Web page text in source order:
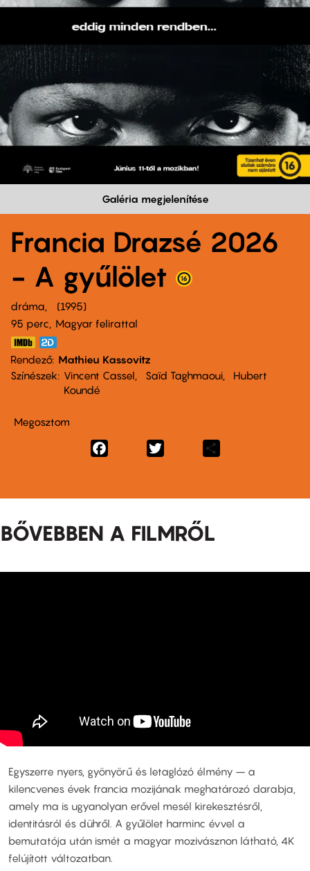
Galéria megjelenítése
Francia Drazsé 2026
- A gyűlölet
dráma
1995
95 perc,
Magyar felirattal
Rendező Mathieu Kassovitz
Színészek
Vincent Cassel Saïd Taghmaoui
Hubert
Koundé
Megosztom
Facebook
BŐVEBBEN A FILMRŐL
Egyszerre nyers, gyönyörű és letaglózó élmény – a
kilencvenes évek francia mozijának meghatározó darabja,
amely ma is ugyanolyan erővel mesél kirekesztésről,
identitásról és dühről. A gyűlölet harminc évvel a
bemutatója után ismét a magyar mozivásznon látható, 4K
felújított változatban.